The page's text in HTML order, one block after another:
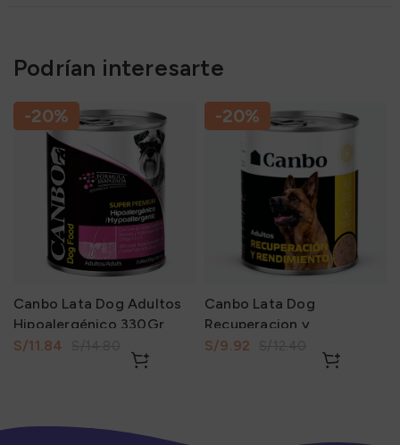
Podrían interesarte
-20%
Canbo Lata Dog Adultos
Hipoalergénico 330Gr
S/11.84
-20%
Canbo Lata Dog
Recuperacion y
Rendimiento 330Gr
S/9.92